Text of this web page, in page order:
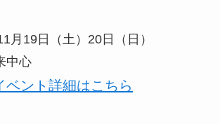
月19日（土）20日（日）
中心
ベント詳細はこちら